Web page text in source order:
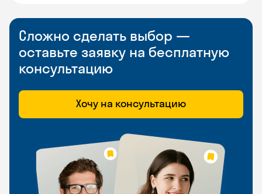
Сложно сделать выбор —
оставьте заявку на бесплатную
консультацию
Хочу на консультацию